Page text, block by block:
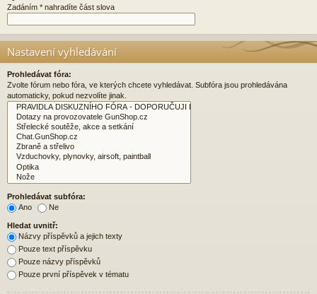
Zadáním * nahradíte část slova
Nastavení vyhledávání
Prohledávat fóra:
Zvolte fórum nebo fóra, ve kterých chcete vyhledávat. Subfóra jsou prohledávána
automaticky, pokud nezvolíte jinak.
Prohledávat subfóra:
Ano
Ne
Hledat uvnitř:
Názvy příspěvků a jejich texty
Pouze text příspěvku
Pouze názvy příspěvků
Pouze první příspěvek v tématu